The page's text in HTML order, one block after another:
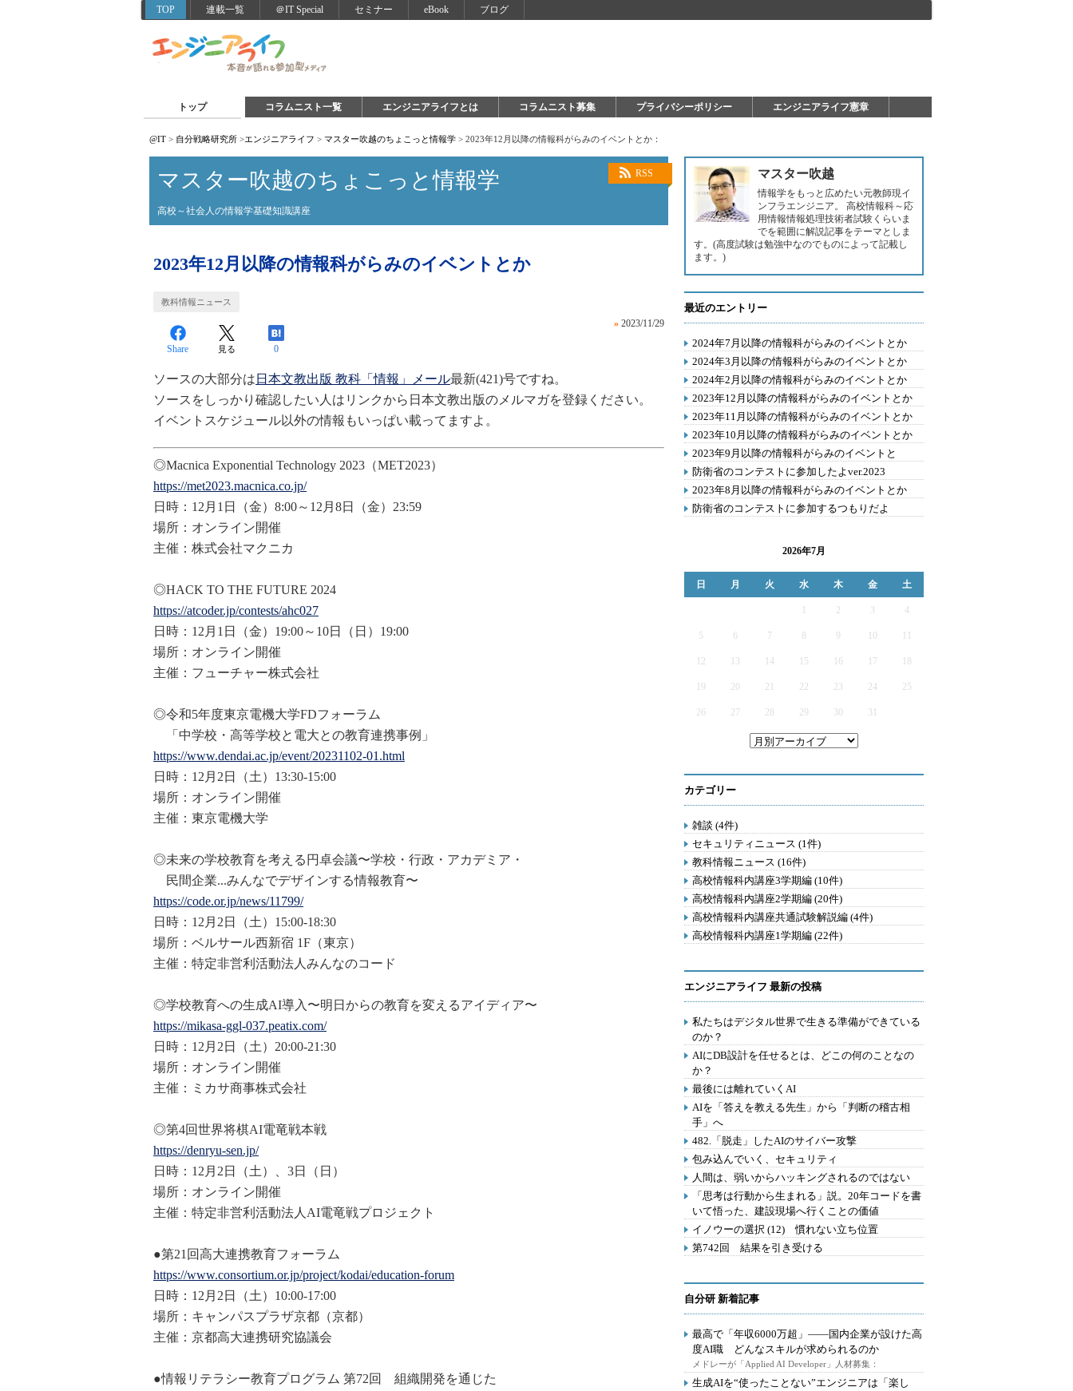
TOP 連載一覧 ＠IT Special セミナー eBook ブログ
トップ コラムニスト一覧 エンジニアライフとは コラムニスト募集 プライバシーポリシー エンジニアライフ憲章
@IT > 自分戦略研究所 >エンジニアライフ > マスター吹越のちょこっと情報学 > 2023年12月以降の情報科がらみのイベントとか：
RSS
マスター吹越のちょこっと情報学
高校～社会人の情報学基礎知識講座
2023年12月以降の情報科がらみのイベントとか
教科情報ニュース
» 2023/11/29
Share 見る 0
ソースの大部分は 日本文教出版 教科「情報」メール最新(421)号ですね。
ソースをしっかり確認したい人はリンクから日本文教出版のメルマガを登録ください。
イベントスケジュール以外の情報もいっぱい載ってますよ。
◎Macnica Exponential Technology 2023（MET2023）
https://met2023.macnica.co.jp/
日時：12月1日（金）8:00～12月8日（金）23:59
場所：オンライン開催
主催：株式会社マクニカ
◎HACK TO THE FUTURE 2024
https://atcoder.jp/contests/ahc027
日時：12月1日（金）19:00～10日（日）19:00
場所：オンライン開催
主催：フューチャー株式会社
◎令和5年度東京電機大学FDフォーラム
「中学校・高等学校と電大との教育連携事例」
https://www.dendai.ac.jp/event/20231102-01.html
日時：12月2日（土）13:30-15:00
場所：オンライン開催
主催：東京電機大学
◎未来の学校教育を考える円卓会議〜学校・行政・アカデミア・
民間企業...みんなでデザインする情報教育〜
https://code.or.jp/news/11799/
日時：12月2日（土）15:00-18:30
場所：ベルサール西新宿 1F（東京）
主催：特定非営利活動法人みんなのコード
◎学校教育への生成AI導入〜明日からの教育を変えるアイディア〜
https://mikasa-ggl-037.peatix.com/
日時：12月2日（土）20:00-21:30
場所：オンライン開催
主催：ミカサ商事株式会社
◎第4回世界将棋AI電竜戦本戦
https://denryu-sen.jp/
日時：12月2日（土）、3日（日）
場所：オンライン開催
主催：特定非営利活動法人AI電竜戦プロジェクト
●第21回高大連携教育フォーラム
https://www.consortium.or.jp/project/kodai/education-forum
日時：12月2日（土）10:00-17:00
場所：キャンパスプラザ京都（京都）
主催：京都高大連携研究協議会
●情報リテラシー教育プログラム 第72回 組織開発を通じた
マスター吹越
情報学をもっと広めたい元教師現イ
ンフラエンジニア。 高校情報科～応
用情報情報処理技術者試験くらいま
でを範囲に解説記事をテーマとしま
す。(高度試験は勉強中なのでものによって記載し
ます。)
最近のエントリー
2024年7月以降の情報科がらみのイベントとか
2024年3月以降の情報科がらみのイベントとか
2024年2月以降の情報科がらみのイベントとか
2023年12月以降の情報科がらみのイベントとか
2023年11月以降の情報科がらみのイベントとか
2023年10月以降の情報科がらみのイベントとか
2023年9月以降の情報科がらみのイベントと
防衛省のコンテストに参加したよver.2023
2023年8月以降の情報科がらみのイベントとか
防衛省のコンテストに参加するつもりだよ
2026年7月
日 月 火 水 木 金 土
2 3 4
5 6 7 9
12 13 14 15 16 17
19 20 21 22 23 24 25
26 27 28 29 30 31
カテゴリー
雑談 (4件)
セキュリティニュース (1件)
教科情報ニュース (16件)
高校情報科内講座3学期編 (10件)
高校情報科内講座2学期編 (20件)
高校情報科内講座共通試験解説編 (4件)
高校情報科内講座1学期編 (22件)
エンジニアライフ 最新の投稿
私たちはデジタル世界で生きる準備ができている
のか？
AIにDB設計を任せるとは、どこの何のことなの
か？
最後には離れていくAI
AIを「答えを教える先生」から「判断の稽古相
手」へ
482.「脱走」したAIのサイバー攻撃
包み込んでいく、セキュリティ
人間は、弱いからハッキングされるのではない
「思考は行動から生まれる」説。20年コードを書
いて悟った、建設現場へ行くことの価値
イノウーの選択 (12) 慣れない立ち位置
第742回 結果を引き受ける
自分研 新着記事
最高で「年収6000万超」――国内企業が設けた高
度AI職 どんなスキルが求められるのか
メドレーが「Applied AI Developer」人材募集：
生成AIを“使ったことない”エンジニアは「楽し